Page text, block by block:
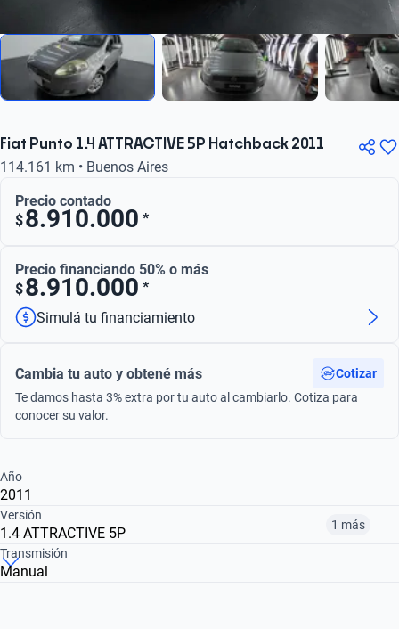
Fiat Punto 1.4 ATTRACTIVE 5P Hatchback 2011
114.161 km • Buenos Aires
Precio contado
$8.910.000 *
Precio financiando 50% o más
$8.910.000 *
Simulá tu financiamiento
Cambia tu auto y obtené más
Cotizar
Te damos hasta 3% extra por tu auto al cambiarlo. Cotiza para
conocer su valor.
Año
2011
Versión
1.4 ATTRACTIVE 5P 1 más
ELX 1.3 MULTIJET
Transmisión
Manual